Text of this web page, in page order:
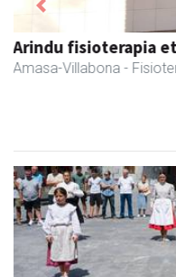
Fleming Herri Eskola
Amasa-Villabona -
Previous